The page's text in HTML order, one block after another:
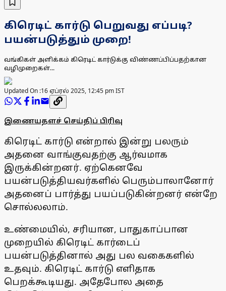
கிரெடிட் கார்டு பெறுவது எப்படி?
பயன்படுத்தும் முறை!
வங்கிகள் அளிக்கம் கிரெடிட் கார்டுக்கு விண்ணப்பிப்பதற்கான
வழிமுறைகள்...
Updated On :16 ஏப்ரல் 2025, 12:45 pm IST
இணையதளச் செய்திப் பிரிவு
கிரெடிட் கார்டு என்றால் இன்று பலரும்
அதனை வாங்குவதற்கு ஆர்வமாக
இருக்கின்றனர். ஏற்கெனவே
பயன்படுத்தியவர்களில் பெரும்பாலானோர்
அதனைப் பார்த்து பயப்படுகின்றனர் என்றே
சொல்லலாம்.
உண்மையில், சரியான, பாதுகாப்பான
முறையில் கிரெடிட் கார்டைப்
பயன்படுத்தினால் அது பல வகைகளில்
உதவும். கிரெடிட் கார்டு எளிதாக
பெறக்கூடியது. அதேபோல அதை